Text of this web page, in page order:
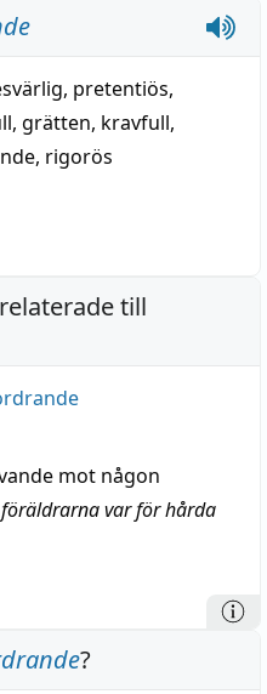
, pretentiös,
, grätten, kravfull,
, rigorös
till
mot någon
var för hårda
?